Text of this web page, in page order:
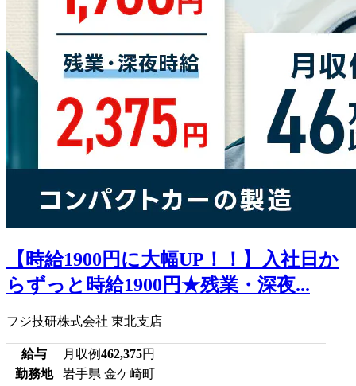
【時給1900円に大幅UP！！】入社日か
らずっと時給1900円★残業・深夜...
フジ技研株式会社 東北支店
給与 月収例462,375円
勤務地
岩手県 金ケ崎町